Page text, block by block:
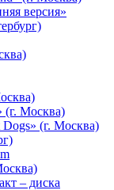
версия»
(г. Москва)
(г. Москва)
– диска